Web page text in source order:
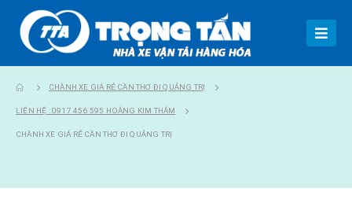
CHÀNH XE GIÁ RẺ CẦN THƠ ĐI QUẢNG TRỊ
LIÊN HỆ : 0917 456 595 HOÀNG KIM THẮM
CHÀNH XE GIÁ RẺ CẦN THƠ ĐI QUẢNG TRỊ